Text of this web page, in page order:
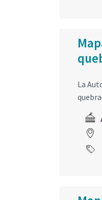
La